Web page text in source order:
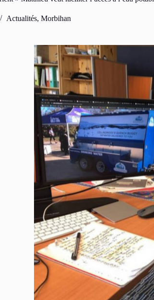
Actualités, Morbihan